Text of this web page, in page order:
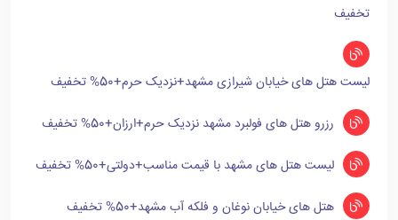
تخفیف
لیست هتل های خیابان شیرازی مشهد+نزدیک حرم+50% تخفیف
رزرو هتل های فولبرد مشهد نزدیک حرم+ارزان+50% تخفیف
لیست هتل های مشهد با قیمت مناسب+دولتی+50% تخفیف
هتل های خیابان نوغان و فلکه آب مشهد+50% تخفیف